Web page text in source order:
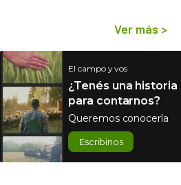
Ver más >
El campo y vos
¿Tenés una historia
para contarnos?
Queremos conocerla
Escribinos